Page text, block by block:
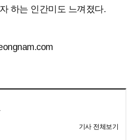
하는 인간미도 느껴졌다.
기사 전체보기